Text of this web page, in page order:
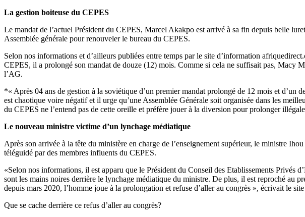
La gestion boiteuse du CEPES
Le mandat de l’actuel Président du CEPES, Marcel Akakpo est arrivé à sa fin depuis belle
Assemblée générale pour renouveler le bureau du CEPES.
Selon nos informations et d’ailleurs publiées entre temps par le site d’information
CEPES, il a prolongé son mandat de douze (12) mois. Comme si cela ne suffisait pas, Macy
l’AG.
*« Après 04 ans de gestion à la soviétique d’un premier mandat prolongé de 12 mois et
est chaotique voire négatif et il urge qu’une Assemblée Générale soit organisée dans les
du CEPES ne l’entend pas de cette oreille et préfère jouer à la diversion pour prolonger
Le nouveau ministre victime d’un lynchage médiatique
Après son arrivée à la tête du ministère en charge de l’enseignement supérieur, le ministre
téléguidé par des membres influents du CEPES.
«Selon nos informations, il est apparu que le Président du Conseil des Etablissements
sont les mains noires derrière le lynchage médiatique du ministre. De plus, il est reproché au
depuis mars 2020, l’homme joue à la prolongation et refuse d’aller au congrès », écrivait le
Que se cache derrière ce refus d’aller au congrès?